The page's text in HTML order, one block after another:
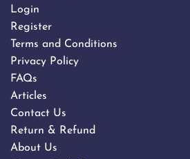
Login
Register
Terms and Conditions
Privacy Policy
FAQs
Articles
Contact Us
Return & Refund
About Us